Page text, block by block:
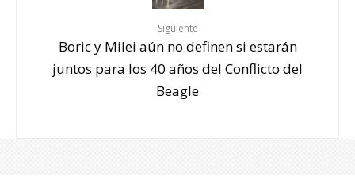
Siguiente
Boric y Milei aún no definen si estarán
juntos para los 40 años del Conflicto del
Beagle